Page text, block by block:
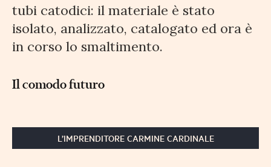
tubi catodici: il materiale è stato
isolato, analizzato, catalogato ed ora è
in corso lo smaltimento.
Il comodo futuro
L’IMPRENDITORE CARMINE CARDINALE